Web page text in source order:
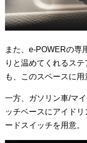
また、e-POWERの専
りと温めてくれるス
も、このスペースに用
一方、ガソリン車/マ
ッチベースにアイド
ードスイッチを用意。